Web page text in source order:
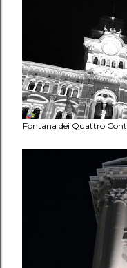
Fontana dei Quattro